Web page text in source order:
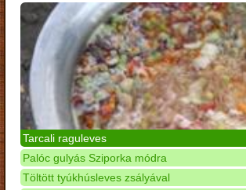
Tarcali raguleves
Palóc gulyás Sziporka módra
Töltött tyúkhúsleves zsályával